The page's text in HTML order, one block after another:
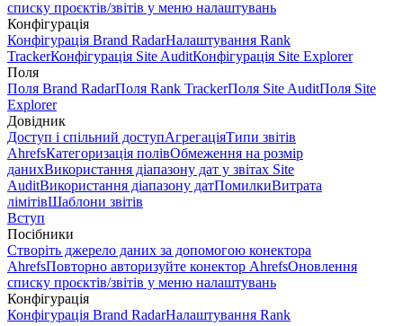
списку проєктів/звітів у меню налаштувань
Конфігурація
Конфігурація Brand RadarНалаштування Rank
TrackerКонфігурація Site AuditКонфігурація Site Explorer
Поля
Поля Brand RadarПоля Rank TrackerПоля Site AuditПоля Site
Explorer
Довідник
Доступ і спільний доступАгрегаціяТипи звітів
AhrefsКатегоризація полівОбмеження на розмір
данихВикористання діапазону дат у звітах Site
AuditВикористання діапазону датПомилкиВитрата
лімітівШаблони звітів
Вступ
Посібники
Створіть джерело даних за допомогою конектора
AhrefsПовторно авторизуйте конектор AhrefsОновлення
списку проєктів/звітів у меню налаштувань
Конфігурація
Конфігурація Brand RadarНалаштування Rank